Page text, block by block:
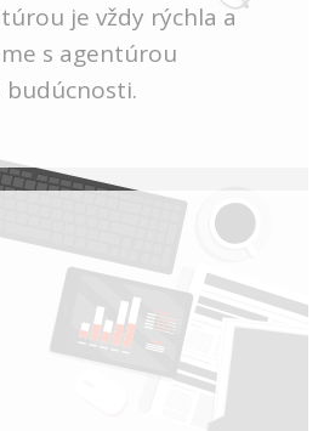
je vždy rýchla a
s agentúrou
budúcnosti.